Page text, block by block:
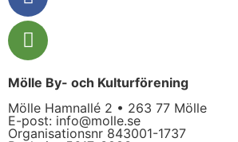
Mölle By- och Kulturförening
Mölle Hamnallé 2 • 263 77 Mölle
E-post: info@molle.se
Organisationsnr 843001-1737